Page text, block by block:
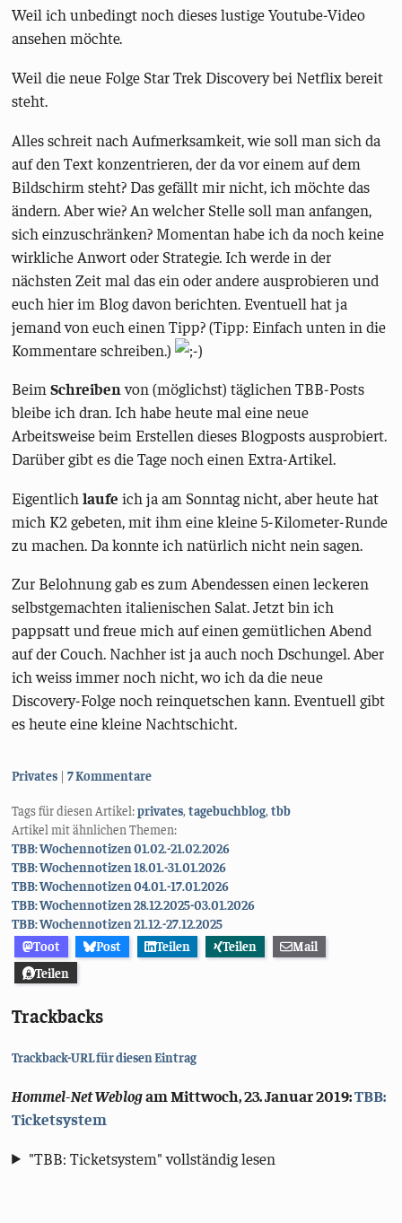
Weil ich unbedingt noch dieses lustige Youtube-Video
ansehen möchte.
Weil die neue Folge Star Trek Discovery bei Netflix bereit
steht.
Alles schreit nach Aufmerksamkeit, wie soll man sich da
auf den Text konzentrieren, der da vor einem auf dem
Bildschirm steht? Das gefällt mir nicht, ich möchte das
ändern. Aber wie? An welcher Stelle soll man anfangen,
sich einzuschränken? Momentan habe ich da noch keine
wirkliche Anwort oder Strategie. Ich werde in der
nächsten Zeit mal das ein oder andere ausprobieren und
euch hier im Blog davon berichten. Eventuell hat ja
jemand von euch einen Tipp? (Tipp: Einfach unten in die
Kommentare schreiben.)
BeimSchreibenvon (möglichst) täglichen TBB-Posts
bleibe ich dran. Ich habe heute mal eine neue
Arbeitsweise beim Erstellen dieses Blogposts ausprobiert.
Darüber gibt es die Tage noch einen Extra-Artikel.
Eigentlichlaufe ich ja am Sonntag nicht, aber heute hat
mich K2 gebeten, mit ihm eine kleine 5-Kilometer-Runde
zu machen. Da konnte ich natürlich nicht nein sagen.
Zur Belohnung gab es zum Abendessen einen leckeren
selbstgemachten italienischen Salat. Jetzt bin ich
pappsatt und freue mich auf einen gemütlichen Abend
auf der Couch. Nachher ist ja auch noch Dschungel. Aber
ich weiss immer noch nicht, wo ich da die neue
Discovery-Folge noch reinquetschen kann. Eventuell gibt
es heute eine kleine Nachtschicht.
Kategorien:
Privates 7 Kommentare
Tags für diesen Artikel:privates,tagebuchblog,tbb
Artikel mit ähnlichen Themen:
TBB: Wochennotizen 01.02.-21.02.2026
TBB: Wochennotizen 18.01.-31.01.2026
TBB: Wochennotizen 04.01.-17.01.2026
TBB: Wochennotizen 28.12.2025-03.01.2026
TBB: Wochennotizen 21.12.-27.12.2025
Toot
Post Teilen Teilen
Mail
Teilen
Trackbacks
Trackback-URL für diesen Eintrag
Hommel-Net WeblogamMittwoch, 23. Januar 2019:TBB:
Ticketsystem
"TBB: Ticketsystem" vollständig lesen